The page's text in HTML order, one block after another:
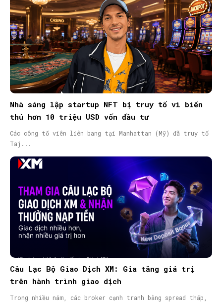
Nhà sáng lập startup NFT bị truy tố vì biển
thủ hơn 10 triệu USD vốn đầu tư
Các công tố viên liên bang tại Manhattan (Mỹ) đã truy tố
Taj...
Câu Lạc Bộ Giao Dịch XM: Gia tăng giá trị
trên hành trình giao dịch
Trong nhiều năm, các broker cạnh tranh bằng spread thấp,